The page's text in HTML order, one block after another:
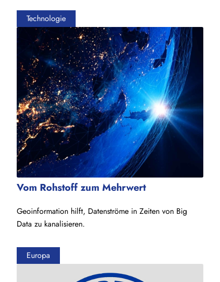
Technologie
Vom Rohstoff zum Mehrwert
Geoinformation hilft, Datenströmein Zeiten von Big
Data zu kanalisieren.
Europa